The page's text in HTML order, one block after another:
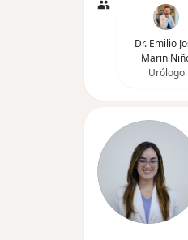
Dr. Emilio
Marin
Urólogo